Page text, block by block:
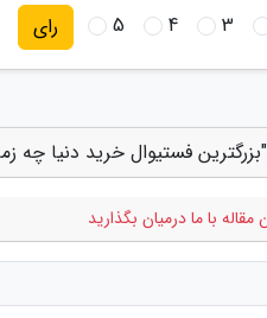
3
4
5 رای
فستیوال خرید دنیا چه
با ما درمیان بگذارید